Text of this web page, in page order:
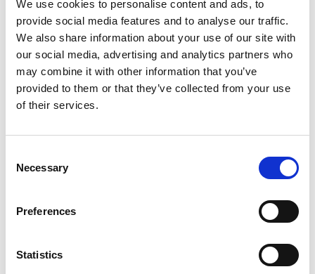
We use cookies to personalise content and ads, to
provide social media features and to analyse our traffic.
We also share information about your use of our site with
our social media, advertising and analytics partners who
may combine it with other information that you’ve
provided to them or that they’ve collected from your use
of their services.
Selection
Necessary
Preferences
Statistics
Få tillgång till vår specialiserade WEBSHOP
för verktyg och förbrukningsmaterial
BESÖK NU
Produkter